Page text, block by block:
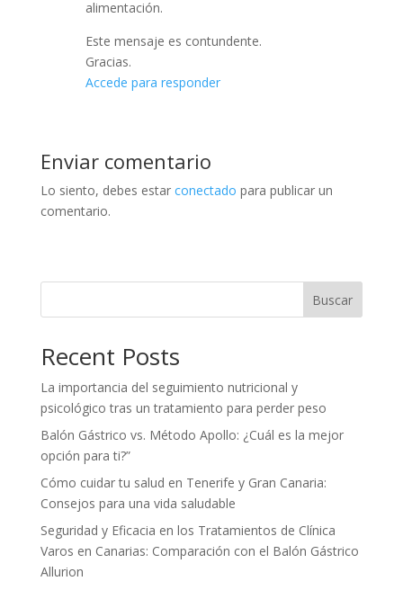
alimentación.
Este mensaje es contundente.
Gracias.
Accede para responder
Enviar comentario
Lo siento, debes estar conectado para publicar un
comentario.
Buscar
Recent Posts
La importancia del seguimiento nutricional y
psicológico tras un tratamiento para perder peso
Balón Gástrico vs. Método Apollo: ¿Cuál es la mejor
opción para ti?”
Cómo cuidar tu salud en Tenerife y Gran Canaria:
Consejos para una vida saludable
Seguridad y Eficacia en los Tratamientos de Clínica
Varos en Canarias: Comparación con el Balón Gástrico
Allurion